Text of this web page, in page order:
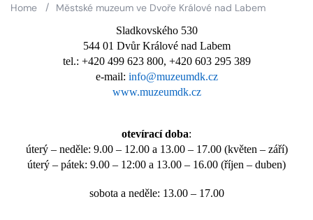
Na stezce Via Fabrilis
Zprávy
Home / Městské muzeum ve Dvoře Králové nad Labem
Sladkovského 530
544 01 Dvůr Králové nad Labem
tel.: +420 499 623 800, +420 603 295 389
e-mail: info@muzeumdk.cz
www.muzeumdk.cz
otevírací doba:
úterý – neděle: 9.00 – 12.00 a 13.00 – 17.00 (květen – září)
úterý – pátek: 9.00 – 12:00 a 13.00 – 16.00 (říjen – duben)
sobota a neděle: 13.00 – 17.00